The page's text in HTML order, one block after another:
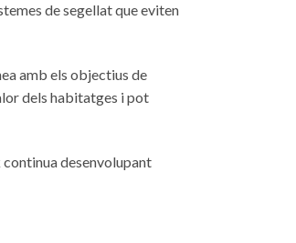
de segellat que eviten
amb els objectius de
dels habitatges i pot
continua desenvolupant